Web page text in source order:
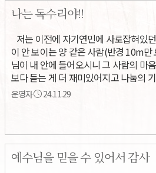
나는 독수리야!!
저는 이전에 자기연민에 사로잡혀있
이 안 보이는 양 같은 사람(반경 10m
님이 내 안에 들어오시니 그 사람의 마
보다 듣는 게 더 재미있어지고 나눔의
운영자 24.11.29
예수님을 믿을 수 있어서 감사